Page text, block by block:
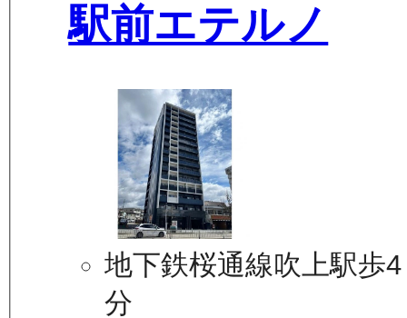
駅前エテルノ
地下鉄桜通線吹上駅歩4
分